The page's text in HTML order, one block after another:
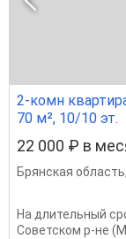
2-комн
70 м², 10/10 эт.
22 000 ₽ в
Брянская область,
На длительный
Советском р-не